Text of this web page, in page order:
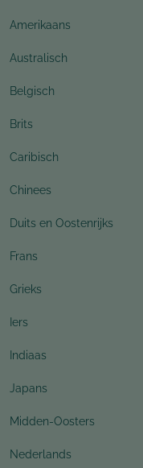
Amerikaans
Australisch
Belgisch
Brits
Caribisch
Chinees
Duits en Oostenrijks
Frans
Grieks
Iers
Indiaas
Japans
Midden-Oosters
Nederlands